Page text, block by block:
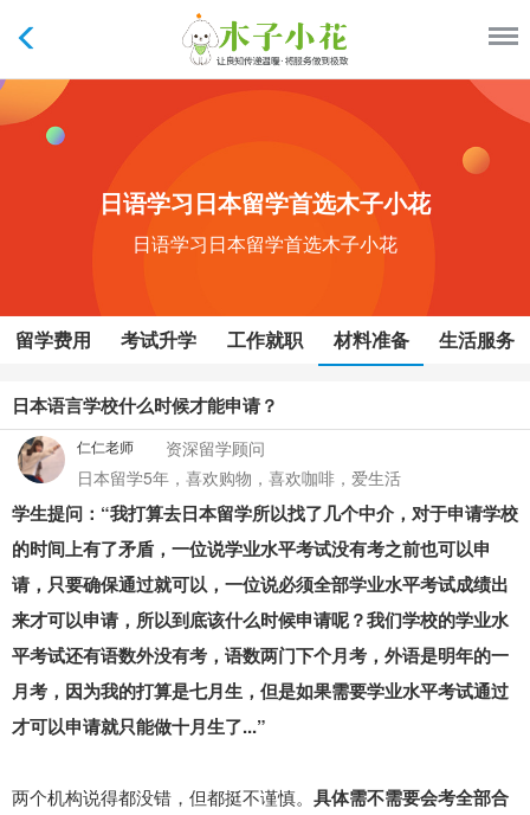
日语学习日本留学首选木子小花
日语学习日本留学首选木子小花
留学费用 考试升学 工作就职 材料准备 生活服务
日本语言学校什么时候才能申请？
仁仁老师
资深留学顾问
日本留学5年，喜欢购物，喜欢咖啡，爱生活
学生提问：“我打算去日本留学所以找了几个中介，对于申请学校
的时间上有了矛盾，一位说学业水平考试没有考之前也可以申
请，只要确保通过就可以，一位说必须全部学业水平考试成绩出
来才可以申请，所以到底该什么时候申请呢？我们学校的学业水
平考试还有语数外没有考，语数两门下个月考，外语是明年的一
月考，因为我的打算是七月生，但是如果需要学业水平考试通过
才可以申请就只能做十月生了...”
两个机构说得都没错，但都挺不谨慎。 具体需不需要会考全部合